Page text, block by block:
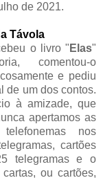
de 2021.
Távola
o livro " Elas"
comentou-o
e pediu
de um dos contos.
à amizade, que
apertamos as
nos
cartões
telegramas e o
ou cartões,